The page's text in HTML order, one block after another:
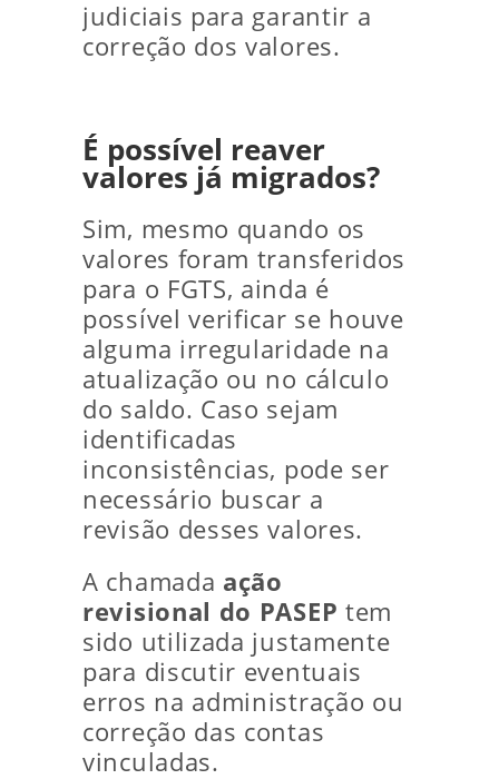
judiciais para garantir a
correção dos valores.
É possível reaver
valores já migrados?
Sim, mesmo quando os
valores foram transferidos
para o FGTS, ainda é
possível verificar se houve
alguma irregularidade na
atualização ou no cálculo
do saldo. Caso sejam
identificadas
inconsistências, pode ser
necessário buscar a
revisão desses valores.
A chamada ação
revisional do PASEP tem
sido utilizada justamente
para discutir eventuais
erros na administração ou
correção das contas
vinculadas.